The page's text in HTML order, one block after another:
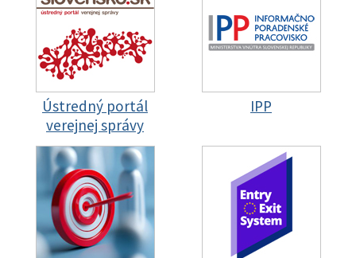
Ústredný portál
verejnej správy
IPP